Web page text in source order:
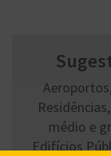
médio e
Edifícios